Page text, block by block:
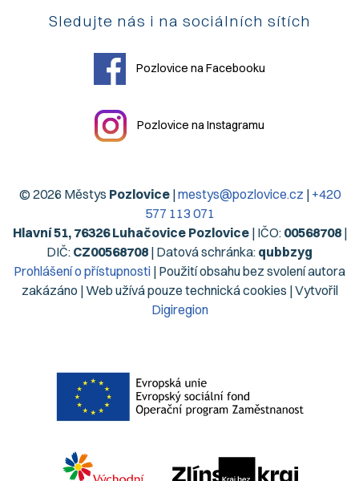
Sledujte nás i na sociálních sítích
Pozlovice na Facebooku
Pozlovice na Instagramu
© 2026 Městys Pozlovice|mestys@pozlovice.cz | +420
577 113 071
Hlavní 51, 76326 Luhačovice Pozlovice| IČO: 00568708|
DIČ: CZ00568708 | Datová schránka: qubbzyg
Prohlášení o přístupnosti | Použití obsahu bez svolení autora
zakázáno | Web užívá pouze technická cookies | Vytvořil
Digiregion